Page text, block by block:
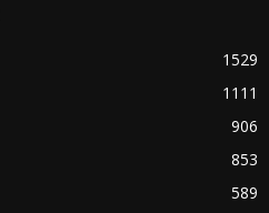
1529
1111
906
853
589